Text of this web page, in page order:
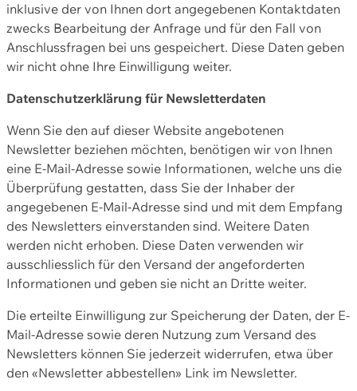
inklusive der von Ihnen dort angegebenen Kontaktdaten
zwecks Bearbeitung der Anfrage und für den Fall von
Anschlussfragen bei uns gespeichert. Diese Daten geben
wir nicht ohne Ihre Einwilligung weiter.
Datenschutzerklärung für Newsletterdaten
Wenn Sie den auf dieser Website angebotenen
Newsletter beziehen möchten, benötigen wir von Ihnen
eine E-Mail-Adresse sowie Informationen, welche uns die
Überprüfung gestatten, dass Sie der Inhaber der
angegebenen E-Mail-Adresse sind und mit dem Empfang
des Newsletters einverstanden sind. Weitere Daten
werden nicht erhoben. Diese Daten verwenden wir
ausschliesslich für den Versand der angeforderten
Informationen und geben sie nicht an Dritte weiter.
Die erteilte Einwilligung zur Speicherung der Daten, der E-
Mail-Adresse sowie deren Nutzung zum Versand des
Newsletters können Sie jederzeit widerrufen, etwa über
den «Newsletter abbestellen» Link im Newsletter.